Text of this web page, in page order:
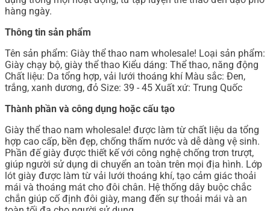
hàng ngày.
Thông tin sản phẩm
Tên sản phẩm: Giày thể thao nam wholesale! Loại sản phẩm:
Giày chạy bộ, giày thể thao Kiểu dáng: Thể thao, năng động
Chất liệu: Da tổng hợp, vải lưới thoáng khí Màu sắc: Đen,
trắng, xanh dương, đỏ Size: 39 - 45 Xuất xứ: Trung Quốc
Thành phần và công dụng hoặc cấu tạo
Giày thể thao nam wholesale! được làm từ chất liệu da tổng
hợp cao cấp, bền đẹp, chống thấm nước và dễ dàng vệ sinh.
Phần đế giày được thiết kế với công nghệ chống trơn trượt,
giúp người sử dụng di chuyển an toàn trên mọi địa hình. Lớp
lót giày được làm từ vải lưới thoáng khí, tạo cảm giác thoải
mái và thoáng mát cho đôi chân. Hệ thống dây buộc chắc
chắn giúp cố định đôi giày, mang đến sự thoải mái và an